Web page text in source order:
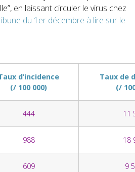
en laissant circuler le virus chez
du 1er décembre à lire sur le
d’incidence
(/ 100 000)
Taux de
(/
444 11
988 18
609 9